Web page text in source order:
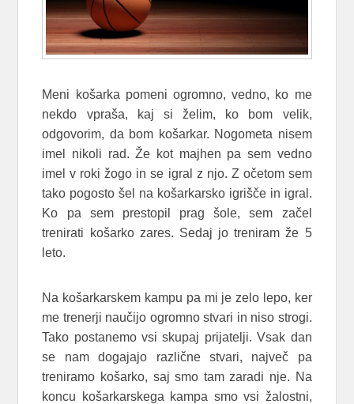
Meni košarka pomeni ogromno, vedno, ko me
nekdo vpraša, kaj si želim, ko bom velik,
odgovorim, da bom košarkar. Nogometa nisem
imel nikoli rad. Že kot majhen pa sem vedno
imel v roki žogo in se igral z njo. Z očetom sem
tako pogosto šel na košarkarsko igrišče in igral.
Ko pa sem prestopil prag šole, sem začel
trenirati košarko zares. Sedaj jo treniram že 5
leto.
Na košarkarskem kampu pa mi je zelo lepo, ker
me trenerji naučijo ogromno stvari in niso strogi.
Tako postanemo vsi skupaj prijatelji. Vsak dan
se nam dogajajo različne stvari, največ pa
treniramo košarko, saj smo tam zaradi nje. Na
koncu košarkarskega kampa smo vsi žalostni,